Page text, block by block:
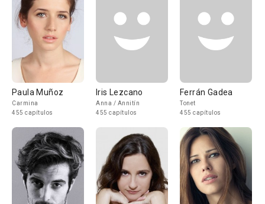
Paula Muñoz
Carmina
455 capítulos
Iris Lezcano
Anna / Annitín
455 capítulos
Ferrán Gadea
Tonet
455 capítulos